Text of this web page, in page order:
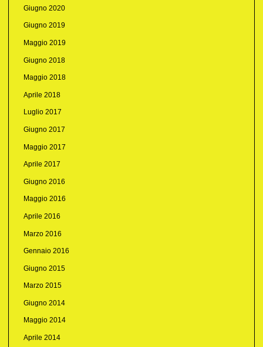
Giugno 2020
Giugno 2019
Maggio 2019
Giugno 2018
Maggio 2018
Aprile 2018
Luglio 2017
Giugno 2017
Maggio 2017
Aprile 2017
Giugno 2016
Maggio 2016
Aprile 2016
Marzo 2016
Gennaio 2016
Giugno 2015
Marzo 2015
Giugno 2014
Maggio 2014
Aprile 2014